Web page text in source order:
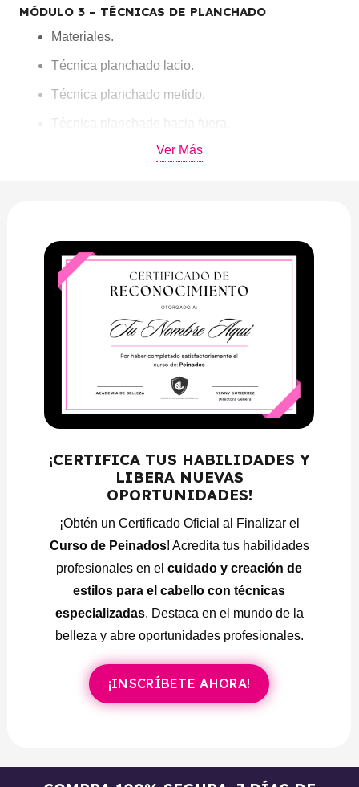
MÓDULO 3 – TÉCNICAS DE PLANCHADO
Materiales.
Técnica planchado lacio.
Técnica planchado metido.
Técnica planchado curvo.
Técnica cepillado cabello mediano.
Técnica cepillado para adentro.
Técnica cepillado con volumen.
Técnica cepillado crespo.
MÓDULO 5 – TÉCNICA DE BUCLES
Ondas al agua.
Ondas light.
MÓDULO 6 – TÉCNICA DE TRENZAS
Zimba de 2.
Zimba de 3.
Zimba de 4.
Zimba gruesa.
Ver Más
¡CERTIFICA TUS HABILIDADES Y
LIBERA NUEVAS
OPORTUNIDADES!
¡Obtén un Certificado Oficial al Finalizar el
Curso de Peinados! Acredita tus habilidades
profesionales en el cuidado y creación de
estilos para el cabello con técnicas
especializadas. Destaca en el mundo de la
belleza y abre oportunidades profesionales.
¡INSCRÍBETE AHORA!